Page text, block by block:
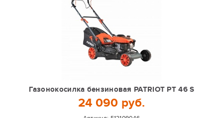
Газонокосилка бензиновая PATRIOT PT 46 S
24 090 руб.